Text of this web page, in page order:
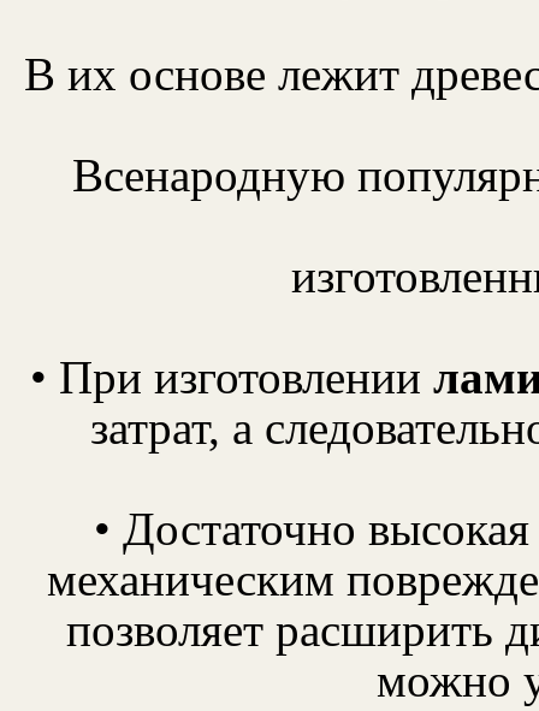
В их основе лежит
Всенародную
• При изготовлении
затрат, а
• Достаточно
механическим
позволяет расширить
можно